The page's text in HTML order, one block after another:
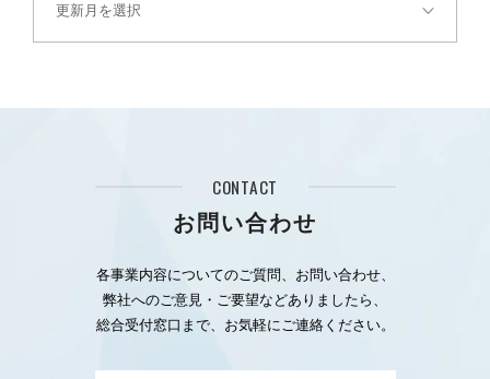
CONTACT
お問い合わせ
各事業内容についてのご質問、お問い合わせ、
弊社へのご意見・ご要望などありましたら、
総合受付窓口まで、お気軽にご連絡ください。